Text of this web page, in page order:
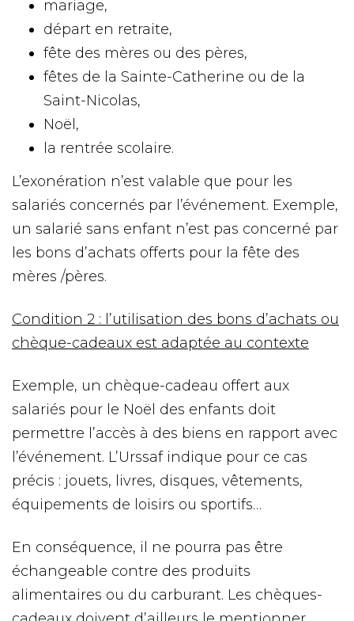
mariage,
départ en retraite,
fête des mères ou des pères,
fêtes de la Sainte-Catherine ou de la
Saint-Nicolas,
Noël,
la rentrée scolaire.
L’exonération n’est valable que pour les
salariés concernés par l’événement. Exemple,
un salarié sans enfant n’est pas concerné par
les bons d’achats offerts pour la fête des
mères /pères.
Condition 2 : l’utilisation des bons d’achats ou
chèque-cadeaux est adaptée au contexte
Exemple, un chèque-cadeau offert aux
salariés pour le Noël des enfants doit
permettre l’accès à des biens en rapport avec
l’événement. L’Urssaf indique pour ce cas
précis : jouets, livres, disques, vêtements,
équipements de loisirs ou sportifs…
En conséquence, il ne pourra pas être
échangeable contre des produits
alimentaires ou du carburant. Les chèques-